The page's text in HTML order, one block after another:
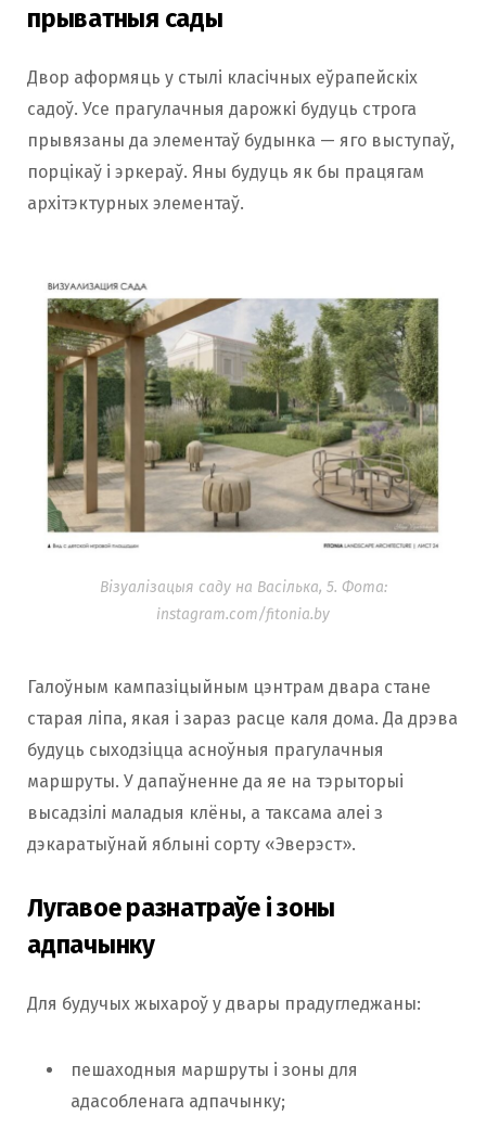
прыватныя сады
Двор аформяць у стылі класічных еўрапейскіх
садоў. Усе прагулачныя дарожкі будуць строга
прывязаны да элементаў будынка — яго выступаў,
порцікаў і эркераў. Яны будуць як бы працягам
архітэктурных элементаў.
Візуалізацыя саду на Васілька, 5. Фота:
instagram.com/fitonia.by
Галоўным кампазіцыйным цэнтрам двара стане
старая ліпа, якая і зараз расце каля дома. Да дрэва
будуць сыходзіцца асноўныя прагулачныя
маршруты. У дапаўненне да яе на тэрыторыі
высадзілі маладыя клёны, а таксама алеі з
дэкаратыўнай яблыні сорту «Эверэст».
Лугавое разнатраўе і зоны
адпачынку
Для будучых жыхароў у двары прадугледжаны:
пешаходныя маршруты і зоны для
адасобленага адпачынку;